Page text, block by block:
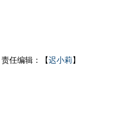
责任编辑：【迟小莉 】